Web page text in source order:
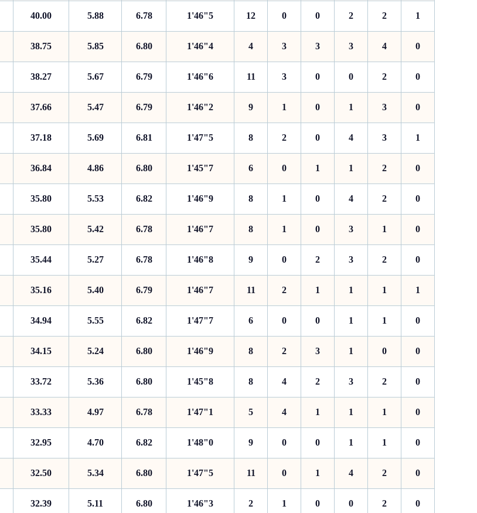
40.00 5.88 6.78 1'46"5 12 0 0 2 2 1
38.75 5.85 6.80 1'46"4 4 3 3 3 4 0
38.27 5.67 6.79 1'46"6 11 3 0 0 2 0
37.66 5.47 6.79 1'46"2 9 1 0 1 3 0
37.18 5.69 6.81 1'47"5 8 2 0 4 3 1
36.84 4.86 6.80 1'45"7 6 0 1 1 2 0
35.80 5.53 6.82 1'46"9 8 1 0 4 2 0
35.80 5.42 6.78 1'46"7 8 1 0 3 1 0
35.44 5.27 6.78 1'46"8 9 0 2 3 2 0
35.16 5.40 6.79 1'46"7 11 2 1 1 1 1
34.94 5.55 6.82 1'47"7 6 0 0 1 1 0
34.15 5.24 6.80 1'46"9 8 2 3 1 0 0
33.72 5.36 6.80 1'45"8 8 4 2 3 2 0
33.33 4.97 6.78 1'47"1 5 4 1 1 1 0
32.95 4.70 6.82 1'48"0 9 0 0 1 1 0
32.50 5.34 6.80 1'47"5 11 0 1 4 2 0
32.39 5.11 6.80 1'46"3 2 1 0 0 2 0